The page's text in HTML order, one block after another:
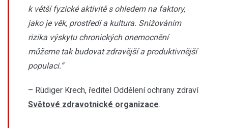
k větší fyzické aktivitě s ohledem na faktory,
jako je věk, prostředí a kultura. Snižováním
rizika výskytu chronických onemocnění
můžeme tak budovat zdravější a produktivnější
populaci.“
– Rüdiger Krech, ředitel Oddělení ochrany zdraví
Světové zdravotnické organizace.